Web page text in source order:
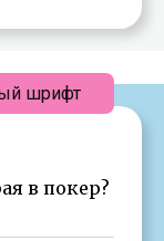
в покер?
шрифт